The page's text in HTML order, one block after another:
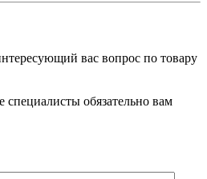
вас вопрос по товару
обязательно вам